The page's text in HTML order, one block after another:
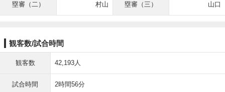
塁審（二） 村山 塁審（三） 山口
観客数/試合時間
観客数 42,193人
試合時間 2時間56分